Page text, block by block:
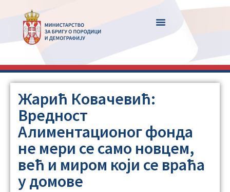
Жарић Ковачевић:
Вредност
Алиментационог фонда
не мери се само новцем,
већ и миром који се враћа
у домове